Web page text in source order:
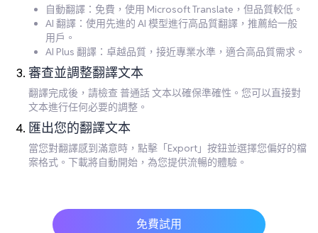
自動翻譯：免費，使用 Microsoft Translate，但品質較低。
AI 翻譯：使用先進的 AI 模型進行高品質翻譯，推薦給一般
用戶。
AI Plus 翻譯：卓越品質，接近專業水準，適合高品質需求。
審查並調整翻譯文本
翻譯完成後，請檢查 普通話 文本以確保準確性。您可以直接對
文本進行任何必要的調整。
匯出您的翻譯文本
當您對翻譯感到滿意時，點擊「Export」按鈕並選擇您偏好的檔
案格式。下載將自動開始，為您提供流暢的體驗。
免費試用